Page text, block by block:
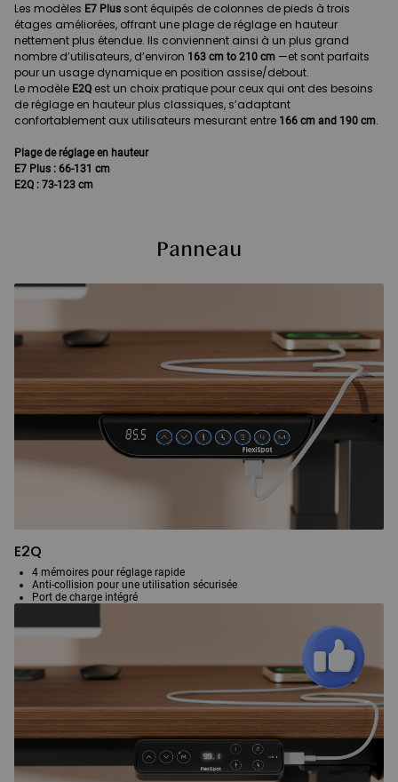
Les modèles E7 Plus sont équipés de colonnes de pieds à trois
étages améliorées, offrant une plage de réglage en hauteur
nettement plus étendue. Ils conviennent ainsi à un plus grand
nombre d’utilisateurs, d’environ 163 cm to 210 cm —et sont parfaits
pour un usage dynamique en position assise/debout.
Le modèle E2Q est un choix pratique pour ceux qui ont des besoins
de réglage en hauteur plus classiques, s’adaptant
confortablement aux utilisateurs mesurant entre 166 cm and 190 cm.
Plage de réglage en hauteur
E7 Plus : 66-131 cm
E2Q : 73-123 cm
Panneau
E2Q
4 mémoires pour réglage rapide
Anti-collision pour une utilisation sécurisée
Port de charge intégré